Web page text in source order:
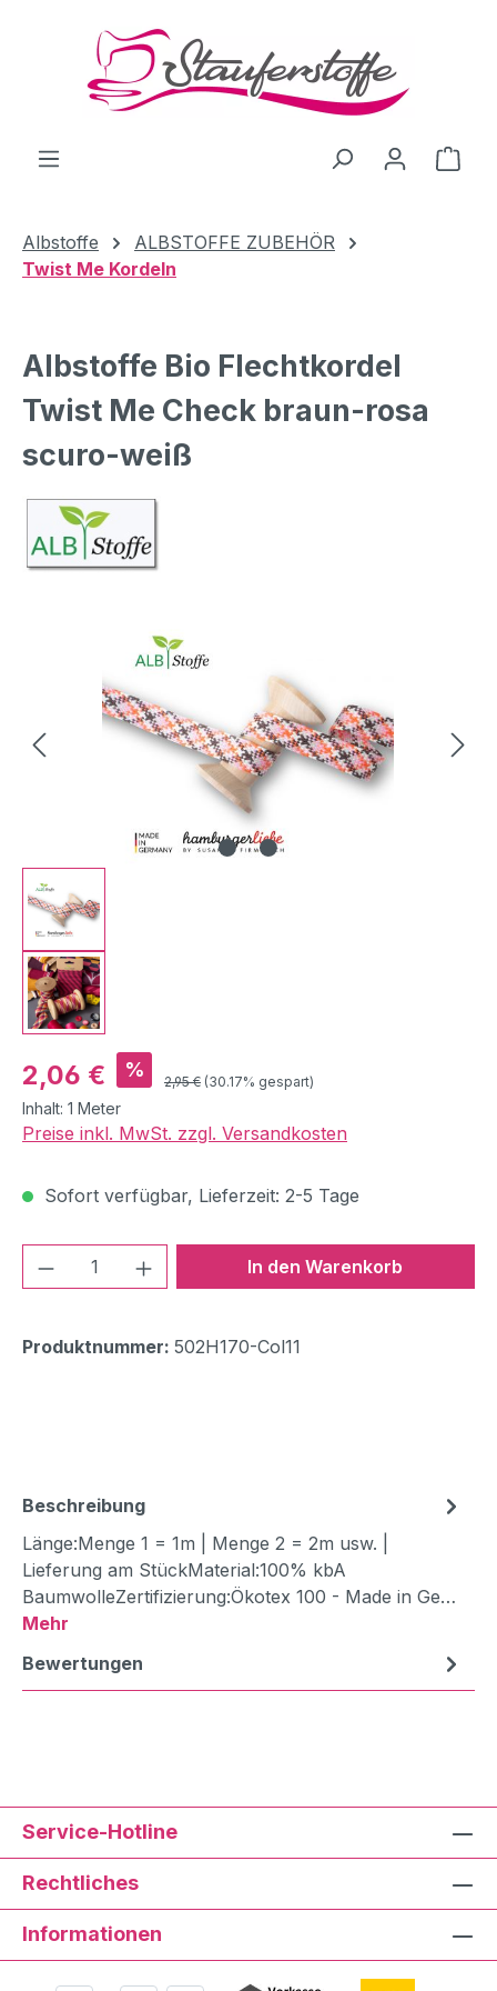
Zum Hauptinhalt springen
Albstoffe
ALBSTOFFE ZUBEHÖR
Twist Me Kordeln
Albstoffe Bio Flechtkordel
Twist Me Check braun-rosa
scuro-weiß
Bildergalerie überspringen
Verkaufspreis:
2,06 € % Regulärer Preis:
2,95 € (30.17% gespart)
Inhalt: 1 Meter
Preise inkl. MwSt. zzgl. Versandkosten
Sofort verfügbar, Lieferzeit: 2-5 Tage
Produkt Anzahl: Gib denIn den Warenkorb
Produktnummer: 502H170-Col11
Beschreibung
Länge:Menge 1 = 1m | Menge 2 = 2m usw. |
Lieferung am StückMaterial:100% kbA
BaumwolleZertifizierung:Ökotex 100 - Made in Ge…
Mehr
Bewertungen
Service-Hotline
Rechtliches
Informationen